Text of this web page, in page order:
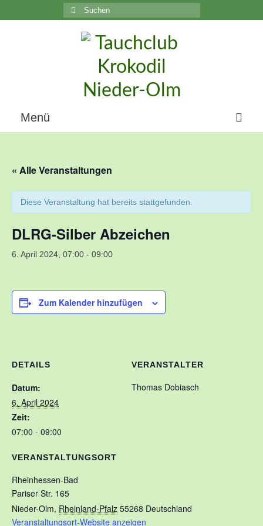
Suchen
nach:
Menü
Über uns
Die Geschichte unseres Vereins
Training
Veranstaltungen
Ausbildung
Ausbildungsstufen im VDST
Links
« Alle Veranstaltungen
Diese Veranstaltung hat bereits stattgefunden.
DLRG-Silber Abzeichen
6. April 2024, 07:00 - 09:00
Zum Kalender hinzufügen
DETAILS
Datum:
6. April 2024
Zeit:
07:00 - 09:00
VERANSTALTUNGSORT
Rheinhessen-Bad
Pariser Str. 165
Nieder-Olm, Rheinland-Pfalz 55268 Deutschland
Veranstaltungsort-Website anzeigen
VERANSTALTER
Thomas Dobiasch